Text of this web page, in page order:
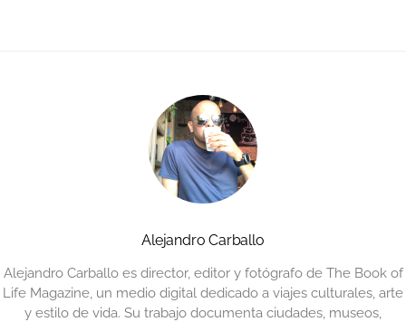
Alejandro Carballo
Alejandro Carballo es director, editor y fotógrafo de The Book of
Life Magazine, un medio digital dedicado a viajes culturales, arte
y estilo de vida. Su trabajo documenta ciudades, museos,